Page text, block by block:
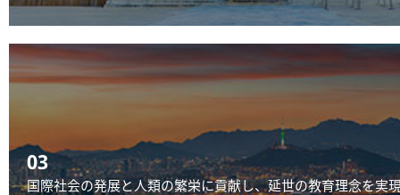
03
国際社会の発展と人類の繁栄に貢献し、延世の教育理念を実